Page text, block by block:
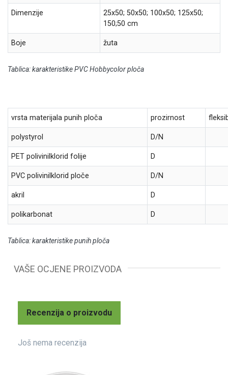
Dimenzije
25x50; 50x50; 100x50; 125x50;
150;50 cm
Boje žuta
Tablica: karakteristike PVC Hobbycolor ploča
vrsta materijala punih ploča prozirnost
polystyrol D/N
PET polivinilklorid folije D
PVC polivinilklorid ploče D/N
akril D
polikarbonat D
Tablica: karakteristike punih ploča
VAŠE OCJENE PROIZVODA
Recenzija o proizvodu
Još nema recenzija